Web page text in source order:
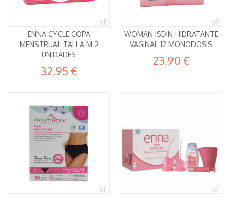
ENNA CYCLE COPA
MENSTRUAL TALLA M 2
UNIDADES
32,95 €
WOMAN ISDIN HIDRATANTE
VAGINAL 12 MONODOSIS
23,90 €